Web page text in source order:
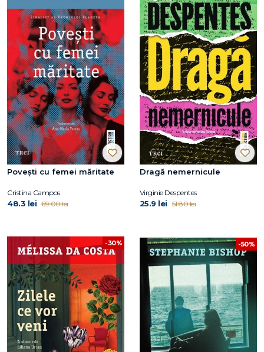
Povești cu femei măritate
Cristina Campos
48.3 lei 69.00 lei
Dragă nemernicule
Virginie Despentes
25.9 lei 51.80 lei
-30% -50%